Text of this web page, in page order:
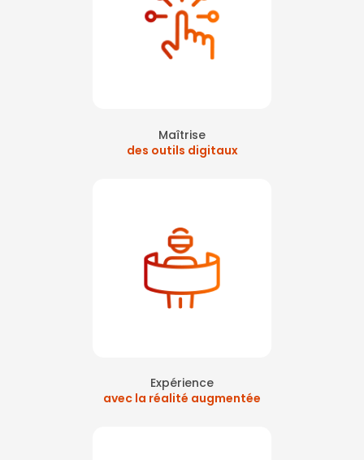
Maîtrise
des outils digitaux
Expérience
avec la réalité augmentée